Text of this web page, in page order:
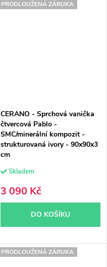
PRODLOUŽENÁ ZÁRUKA
CERANO - Sprchová vanička
čtvercová Pablo -
SMC/minerální kompozit -
strukturovaná ivory - 90x90x3
cm
Skladem
3 090 Kč
DO KOŠÍKU
PRODLOUŽENÁ ZÁRUKA